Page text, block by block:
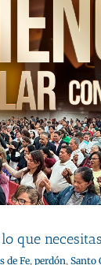
que
de Fe, perdón, Santo